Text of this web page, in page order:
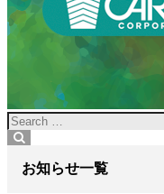
お知らせ一覧